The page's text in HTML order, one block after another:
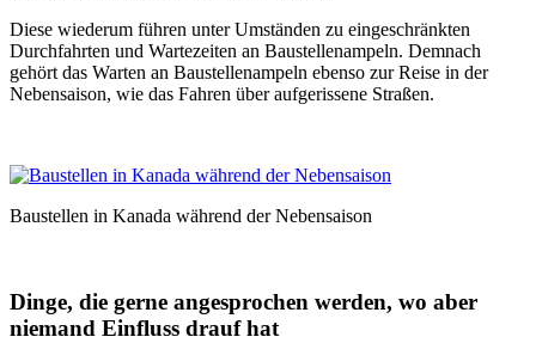
Diese wiederum führen unter Umständen zu eingeschränkten
Durchfahrten und Wartezeiten an Baustellenampeln. Demnach
gehört das Warten an Baustellenampeln ebenso zur Reise in der
Nebensaison, wie das Fahren über aufgerissene Straßen.
Baustellen in Kanada während der Nebensaison
Dinge, die gerne angesprochen werden, wo aber
niemand Einfluss drauf hat